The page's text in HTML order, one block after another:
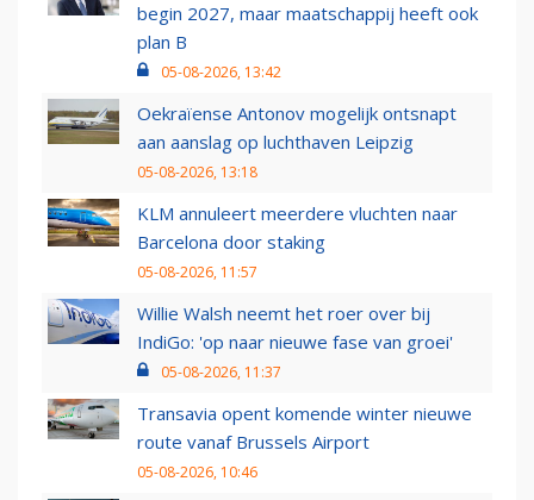
begin 2027, maar maatschappij heeft ook
plan B
05-08-2026, 13:42
Oekraïense Antonov mogelijk ontsnapt
aan aanslag op luchthaven Leipzig
05-08-2026, 13:18
KLM annuleert meerdere vluchten naar
Barcelona door staking
05-08-2026, 11:57
Willie Walsh neemt het roer over bij
IndiGo: 'op naar nieuwe fase van groei'
05-08-2026, 11:37
Transavia opent komende winter nieuwe
route vanaf Brussels Airport
05-08-2026, 10:46